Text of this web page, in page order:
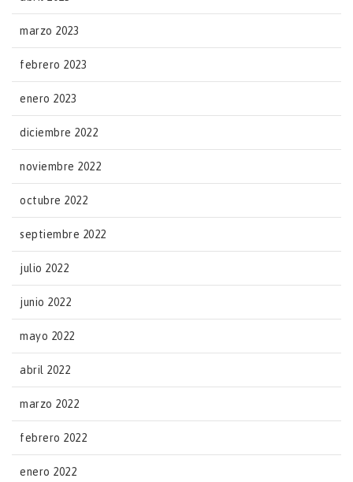
marzo 2023
febrero 2023
enero 2023
diciembre 2022
noviembre 2022
octubre 2022
septiembre 2022
julio 2022
junio 2022
mayo 2022
abril 2022
marzo 2022
febrero 2022
enero 2022